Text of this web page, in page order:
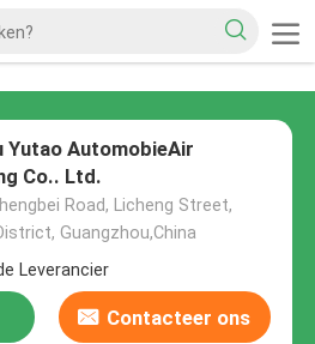
Yutao AutomobieAir
Co.. Ltd.
Road, Licheng Street,
Guangzhou,China
Leverancier
Contacteer ons